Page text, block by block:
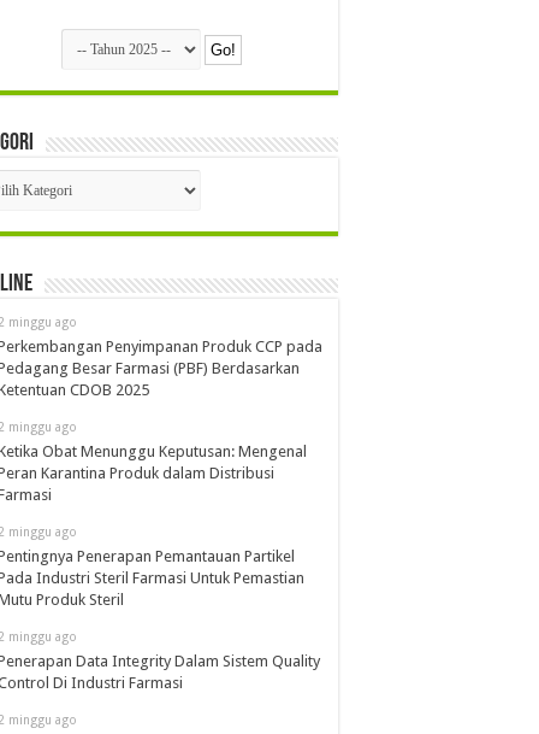
minggu ago
Penyimpanan Produk CCP pada
Besar Farmasi (PBF) Berdasarkan
CDOB 2025
minggu ago
Obat Menunggu Keputusan: Mengenal
Karantina Produk dalam Distribusi
minggu ago
Penerapan Pemantauan Partikel
Industri Steril Farmasi Untuk Pemastian
Produk Steril
minggu ago
Data Integrity Dalam Sistem Quality
Di Industri Farmasi
minggu ago